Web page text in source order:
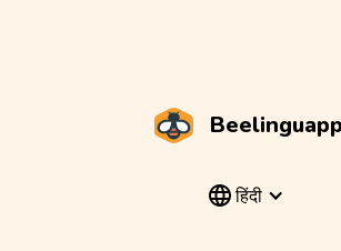
Beelinguapp
हिंदी